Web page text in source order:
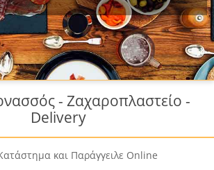
- Ζαχαροπλαστείο -
Delivery
και Παράγγειλε Online